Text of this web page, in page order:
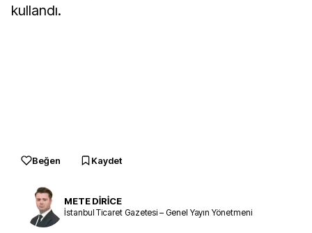
kullandı.
Beğen Kaydet
METE DİRİCE
İstanbul Ticaret Gazetesi – Genel Yayın Yönetmeni